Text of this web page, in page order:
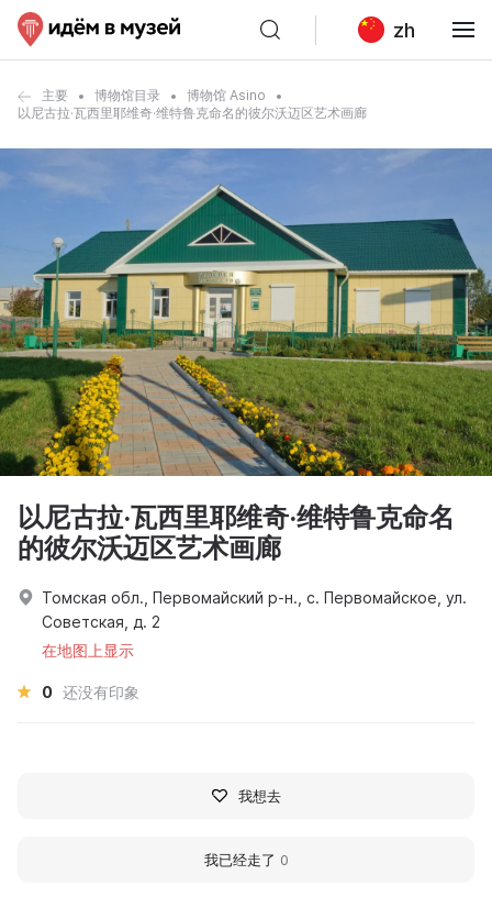
zh
主要 博物馆目录
博物馆 Asino
以尼古拉·瓦西里耶维奇·维特鲁克命名的彼尔沃迈区艺术画廊
以尼古拉·瓦西里耶维奇·维特鲁克命名
的彼尔沃迈区艺术画廊
Томская обл., Первомайский р-н., с. Первомайское, ул.
Советская, д. 2
在地图上显示
0 还没有印象
我想去
我已经走了 0